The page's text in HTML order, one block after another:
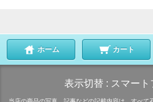
ホーム カート
表示切替 : スマート